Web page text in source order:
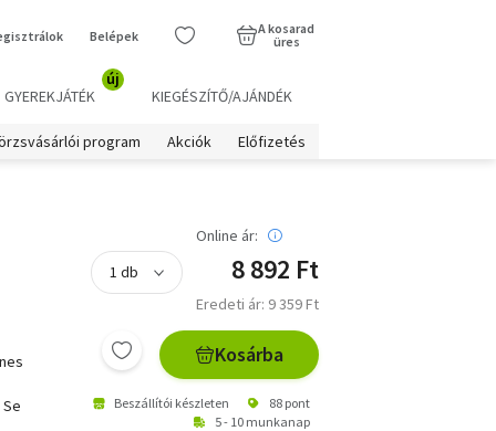
Belépek
A kosarad
üres
GYEREKJÁTÉK
új
KIEGÉSZÍTŐ/AJÁNDÉK
program Akciók Előfizetés
Online ár:
8 892 Ft
Eredeti ár: 9 359 Ft
Kosárba
Beszállítói készleten
88 pont
5 - 10 munkanap